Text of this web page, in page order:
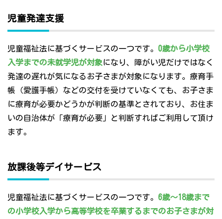
児童発達支援
児童福祉法に基づくサービスの一つです。 0歳から小学校
入学までの未就学児が対象になり、障がい児だけではなく
発達の遅れが気になるお子さまが対象になります。療育手
帳（愛護手帳）などの交付を受けていなくても、お子さま
に療育が必要かどうかが判断の基準とされており、お住ま
いの自治体が「療育が必要」と判断すればご利用して頂け
ます。
放課後等デイサービス
児童福祉法に基づくサービスの一つです。 6歳～18歳まで
の小学校入学から高等学校を卒業するまでのお子さまが対